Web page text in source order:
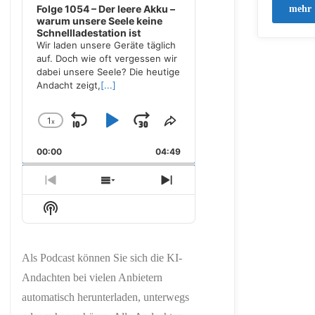
mehr
Folge 1054 – Der leere Akku –
warum unsere Seele keine
Schnellladestation ist
Wir laden unsere Geräte täglich
auf. Doch wie oft vergessen wir
dabei unsere Seele? Die heutige
Andacht zeigt,[...]
Change
Rate
1x
Skip
Backward
Play
Pause
Jump
Forward
Share
Episode
00:00 04:49
Previous
Episode
Show
Episodes
Next
Episode
Show
Podcast
Als Podcast können Sie sich die KI-
Andachten bei vielen Anbietern
automatisch herunterladen, unterwegs